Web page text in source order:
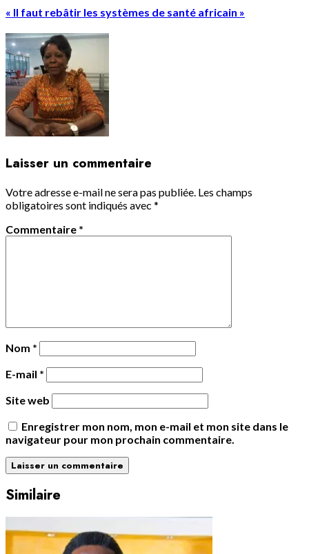
« Il faut rebâtir les systèmes de santé africain »
Laisser un commentaire
Votre adresse e-mail ne sera pas publiée. Les champs
obligatoires sont indiqués avec *
Commentaire *
Nom *
E-mail *
Site web
Enregistrer mon nom, mon e-mail et mon site dans le
navigateur pour mon prochain commentaire.
Similaire